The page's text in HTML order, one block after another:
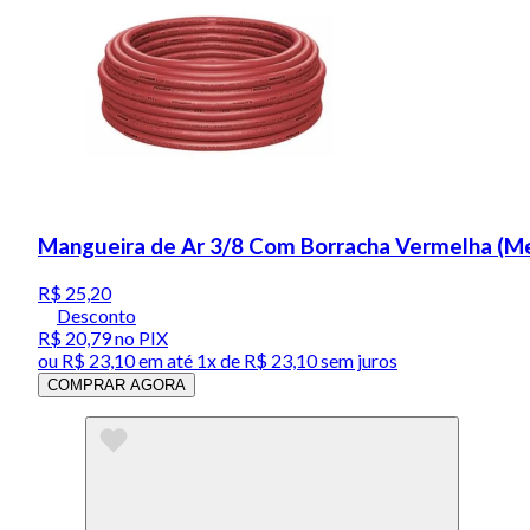
Mangueira de Ar 3/8 Com Borracha Vermelha
R$ 25,20
Desconto
R$ 20,79no PIX
ou R$ 23,10em até 1x de R$ 23,10sem juros
COMPRAR AGORA